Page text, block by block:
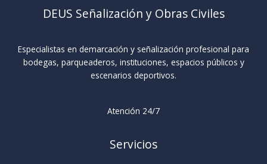
DEUS Señalización y Obras Civiles
Especialistas en demarcación y señalización profesional para
bodegas, parqueaderos, instituciones, espacios públicos y
escenarios deportivos.
Atención 24/7
Servicios